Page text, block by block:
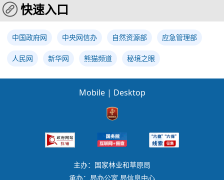
快速入口
中国政府网 中央网信办 自然资源部 应急管理部
人民网 新华网 熊猫频道 秘境之眼
Mobile | Desktop
主办：国家林业和草原局
承办：局办公室 局信息中心